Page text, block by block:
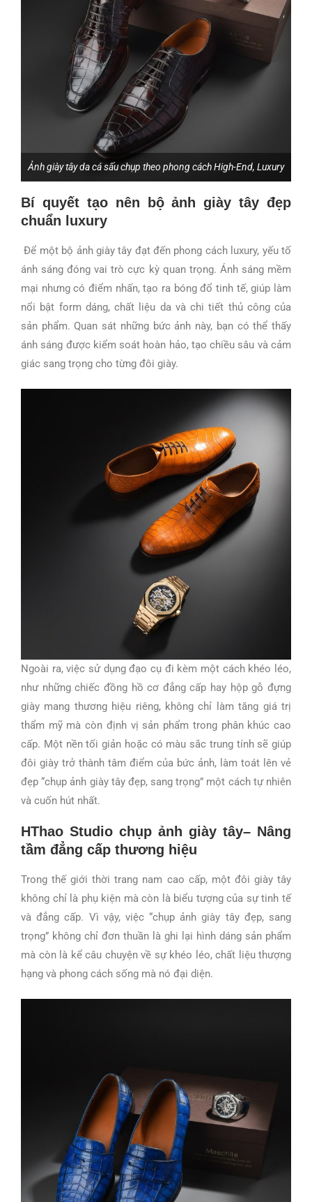
Ảnh giày tây da cá sấu chụp theo phong cách High-End, Luxury
Bí quyết tạo nên bộ ảnh giày tây đẹp
chuẩn luxury
Để một bộ ảnh giày tây đạt đến phong cách luxury, yếu tố
ánh sáng đóng vai trò cực kỳ quan trọng. Ánh sáng mềm
mại nhưng có điểm nhấn, tạo ra bóng đổ tinh tế, giúp làm
nổi bật form dáng, chất liệu da và chi tiết thủ công của
sản phẩm. Quan sát những bức ảnh này, bạn có thể thấy
ánh sáng được kiểm soát hoàn hảo, tạo chiều sâu và cảm
giác sang trọng cho từng đôi giày.
Ngoài ra, việc sử dụng đạo cụ đi kèm một cách khéo léo,
như những chiếc đồng hồ cơ đẳng cấp hay hộp gỗ đựng
giày mang thương hiệu riêng, không chỉ làm tăng giá trị
thẩm mỹ mà còn định vị sản phẩm trong phân khúc cao
cấp. Một nền tối giản hoặc có màu sắc trung tính sẽ giúp
đôi giày trở thành tâm điểm của bức ảnh, làm toát lên vẻ
đẹp “chụp ảnh giày tây đẹp, sang trọng” một cách tự nhiên
và cuốn hút nhất.
HThao Studio chụp ảnh giày tây– Nâng
tầm đẳng cấp thương hiệu
Trong thế giới thời trang nam cao cấp, một đôi giày tây
không chỉ là phụ kiện mà còn là biểu tượng của sự tinh tế
và đẳng cấp. Vì vậy, việc “chụp ảnh giày tây đẹp, sang
trọng” không chỉ đơn thuần là ghi lại hình dáng sản phẩm
mà còn là kể câu chuyện về sự khéo léo, chất liệu thượng
hạng và phong cách sống mà nó đại diện.